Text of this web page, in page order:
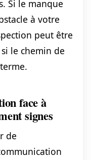
Si le manque
à votre
peut être
le chemin de
face à
signes
de